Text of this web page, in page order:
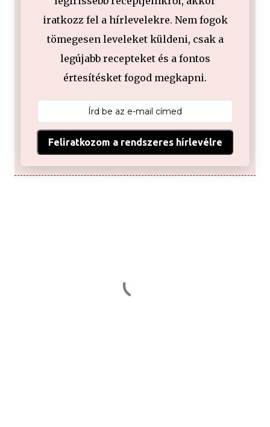
iratkozz fel a hírlevelekre. Nem fogok
tömegesen leveleket küldeni, csak a
legújabb recepteket és a fontos
értesítésket fogod megkapni.
Feliratkozom a rendszeres hírlevélre